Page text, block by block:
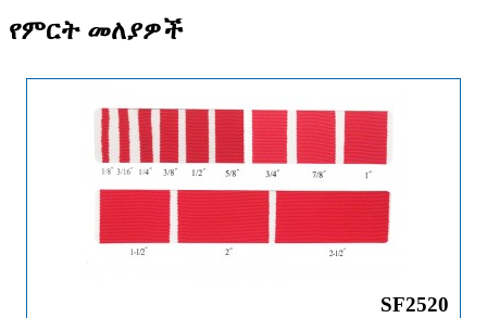
የምርት መለያዎች
SF2520